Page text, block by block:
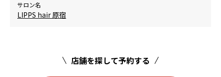
サロン名
LIPPS hair 原宿
店舗を探して予約する